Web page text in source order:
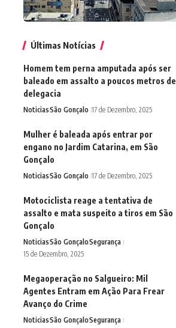
Últimas Notícias
Homem tem perna amputada após ser
baleado em assalto a poucos metros de
delegacia
NoticiasSão Gonçalo 17 de Dezembro, 2025
Mulher é baleada após entrar por
engano no Jardim Catarina, em São
Gonçalo
NoticiasSão Gonçalo 17 de Dezembro, 2025
Motociclista reage a tentativa de
assalto e mata suspeito a tiros em São
Gonçalo
NoticiasSão GonçaloSegurança
15 de Dezembro, 2025
Megaoperação no Salgueiro: Mil
Agentes Entram em Ação Para Frear
Avanço do Crime
NoticiasSão GonçaloSegurança